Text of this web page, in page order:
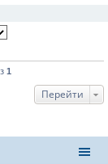
1
Перейти